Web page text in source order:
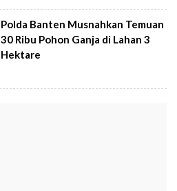
Polda Banten Musnahkan Temuan
30 Ribu Pohon Ganja di Lahan 3
Hektare